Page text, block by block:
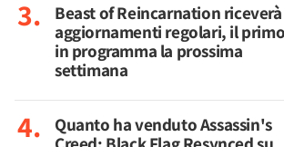
Beast of Reincarnation riceverà
aggiornamenti regolari, il
in programma la prossima
settimana
Quanto ha venduto Assassin's